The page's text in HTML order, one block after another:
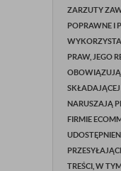
ZARZUTY
POPRAWNE I
PRAW, JEGO
NARUSZAJĄ
FIRMIE
TREŚCI, W